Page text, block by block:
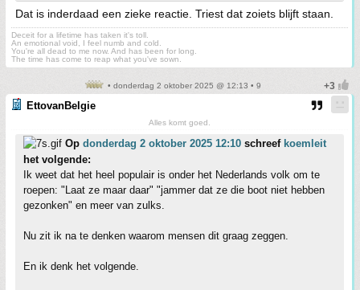
Dat is inderdaad een zieke reactie. Triest dat zoiets blijft staan.
Deceit for a lifetime has taken it's toll.
An emotional void, I feel numb and cold.
You're all dead to me now. And has been for long.
The time has come to reap what you've sown.
• donderdag 2 oktober 2025 @ 12:13 • 9
EttovanBelgie
Alles komt goed.
Op donderdag 2 oktober 2025 12:10 schreef koemleit
het volgende:
Ik weet dat het heel populair is onder het Nederlands volk om te
roepen: "Laat ze maar daar" "jammer dat ze die boot niet hebben
gezonken" en meer van zulks.
Nu zit ik na te denken waarom mensen dit graag zeggen.
En ik denk het volgende.